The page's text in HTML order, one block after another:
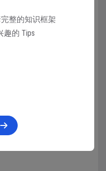
用户提供信息。
和地区设置。
找到但又不太显眼的位
整的知识框架
趣的 Tips